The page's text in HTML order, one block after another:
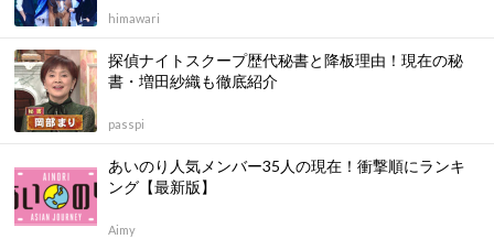
himawari
探偵ナイトスクープ歴代秘書と降板理由！現在の秘
書・増田紗織も徹底紹介
passpi
あいのり人気メンバー35人の現在！衝撃順にランキ
ング【最新版】
Aimy